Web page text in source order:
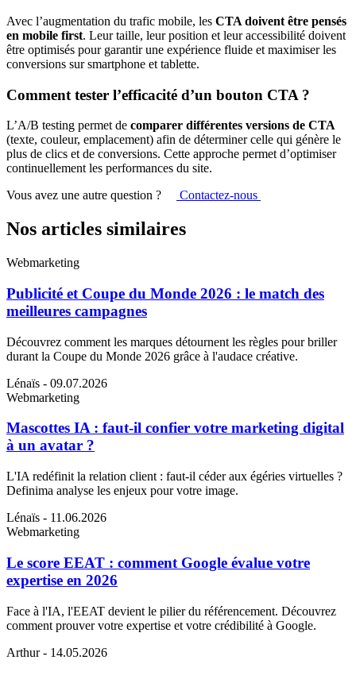
Avec l’augmentation du trafic mobile, les CTA doivent être pensés
en mobile first. Leur taille, leur position et leur accessibilité doivent
être optimisés pour garantir une expérience fluide et maximiser les
conversions sur smartphone et tablette.
Comment tester l’efficacité d’un bouton CTA ?
L’A/B testing permet de comparer différentes versions de CTA
(texte, couleur, emplacement) afin de déterminer celle qui génère le
plus de clics et de conversions. Cette approche permet d’optimiser
continuellement les performances du site.
Vous avez une autre question ?
Contactez-nous
Nos articles similaires
Webmarketing
Publicité et Coupe du Monde 2026 : le match des
meilleures campagnes
Découvrez comment les marques détournent les règles pour briller
durant la Coupe du Monde 2026 grâce à l'audace créative.
Lénaïs - 09.07.2026
Webmarketing
Mascottes IA : faut-il confier votre marketing digital
à un avatar ?
L'IA redéfinit la relation client : faut-il céder aux égéries virtuelles ?
Definima analyse les enjeux pour votre image.
Lénaïs - 11.06.2026
Webmarketing
Le score EEAT : comment Google évalue votre
expertise en 2026
Face à l'IA, l'EEAT devient le pilier du référencement. Découvrez
comment prouver votre expertise et votre crédibilité à Google.
Arthur- 14.05.2026